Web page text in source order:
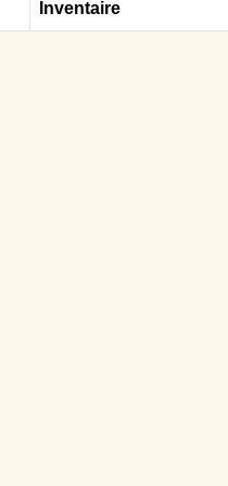
Inventaire